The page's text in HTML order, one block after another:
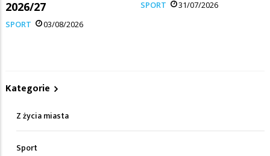
2026/27
SPORT 03/08/2026
SPORT 31/07/2026
Kategorie
Z życia miasta
Sport